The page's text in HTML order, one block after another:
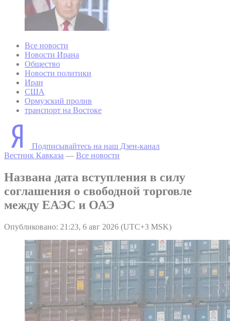
Все новости
Новости Ирана
Общество
Новости политики
Иран
США
Ормузский пролив
транспорт на Востоке
Подписывайтесь на наш Дзен-канал
Вестник Кавказа — Все новости
Названа дата вступления в силу
соглашения о свободной торговле
между ЕАЭС и ОАЭ
Опубликовано: 21:23, 6 авг 2026 (UTC+3 MSK)